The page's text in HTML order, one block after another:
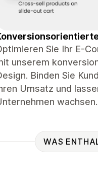
Sie Ihr E-
unserem
Binden Sie
Umsatz und
wachsen.
WAS